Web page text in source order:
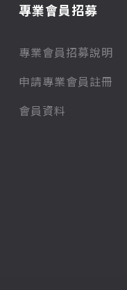
專業會員招募
專業會員招募說明
申請專業會員註冊
會員資料